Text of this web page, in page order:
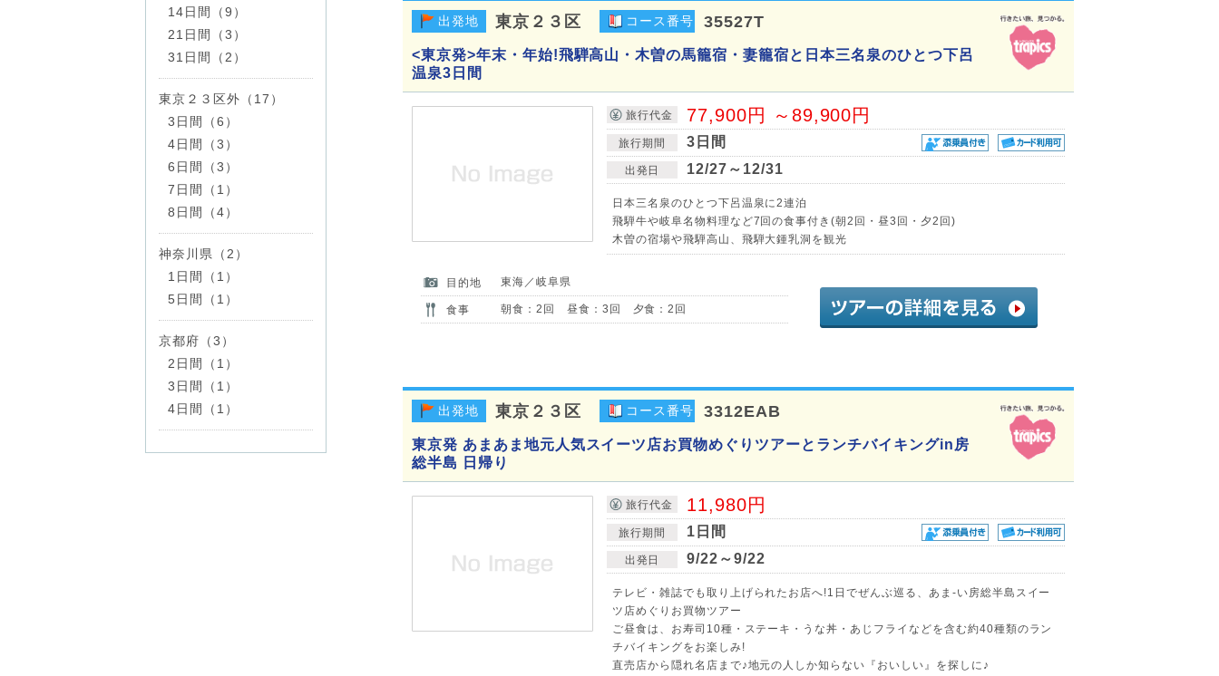
出発地 東京２３区 コース番号 35527T
<東京発>年末・年始!飛騨高山・木曽の馬籠宿・妻籠宿と日本三名泉のひとつ下呂
温泉3日間
旅行代金 77,900円 ～89,900円
旅行期間 3日間
出発日 12/27～12/31
日本三名泉のひとつ下呂温泉に2連泊
飛騨牛や岐阜名物料理など7回の食事付き(朝2回・昼3回・夕2回)
木曽の宿場や飛騨高山、飛騨大鍾乳洞を観光
目的地 東海／岐阜県
食事 朝食：2回 昼食：3回 夕食：2回
出発地 東京２３区 コース番号 3312EAB
東京発 あまあま地元人気スイーツ店お買物めぐりツアーとランチバイキングin房
総半島 日帰り
旅行代金 11,980円
旅行期間 1日間
出発日 9/22～9/22
テレビ・雑誌でも取り上げられたお店へ!1日でぜんぶ巡る、あま-い房総半島スイー
ツ店めぐりお買物ツアー
ご昼食は、お寿司10種・ステーキ・うな丼・あじフライなどを含む約40種類のラン
チバイキングをお楽しみ!
直売店から隠れ名店まで♪地元の人しか知らない『おいしい』を探しに♪
14日間（9）
21日間（3）
31日間（2）
東京２３区外（17）
3日間（6）
4日間（3）
6日間（3）
7日間（1）
8日間（4）
神奈川県（2）
1日間（1）
5日間（1）
京都府（3）
2日間（1）
3日間（1）
4日間（1）